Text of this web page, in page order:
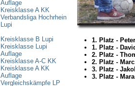
Auflage
Kreisklasse A KK
Verbandsliga Hochrhein
Lupi
Kreisklasse B Lupi
Kreisklasse Lupi
Auflage
Kreisklasse A-C KK
Kreisklasse A KK
Auflage
Vergleichskämpfe LP
1. Platz -
1. Platz -
2. Platz -
2. Platz -
3. Platz -
3. Platz -